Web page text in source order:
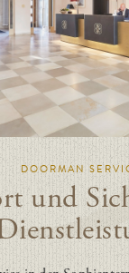
DOORMAN
und